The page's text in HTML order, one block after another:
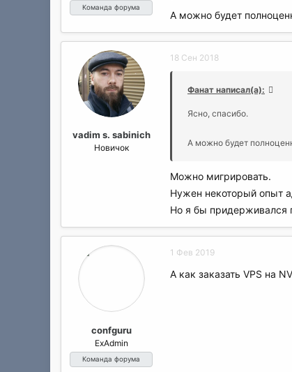
Команда форума
А можно будет
vadim s. sabinich
Новичок
18 Сен 2018
Фанат написал(а):
Ясно, спасибо.
А можно будет
Можно мигрировать.
Нужен некоторый опыт
Но я бы придерживался
confguru
ExAdmin
Команда форума
1 Фев 2019
А как заказать VPS на